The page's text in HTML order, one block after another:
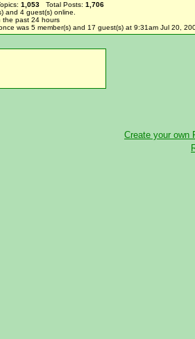
1,053 Total Posts: 1,706
and 4 guest(s) online
the past 24 hours
was 5 member(s) and 17 guest(s) at 9:31am Jul 20,
Create your own